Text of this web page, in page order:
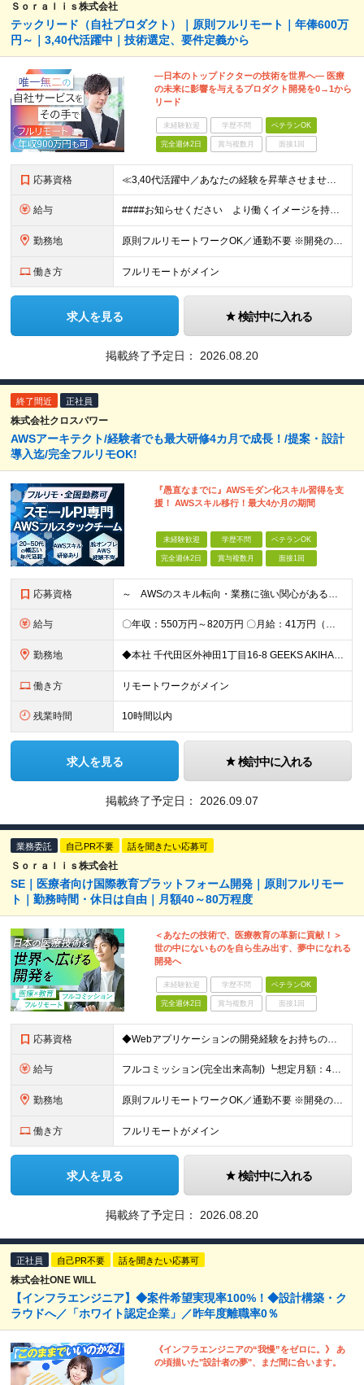
Ｓｏｒａｌｉｓ株式会社
テックリード（自社プロダクト）｜原則フルリモート｜年俸600万
円～｜3,40代活躍中｜技術選定、要件定義から
―日本のトップドクターの技術を世界へ― 医療
の未来に影響を与えるプロダクト開発を0→1から
リード
未経験歓迎 学歴不問 ベテランOK
完全週休2日 賞与複数月 面接1回
応募資格 ≪3,40代活躍中／あなたの経験を昇華させませんか？≫ ◆Webアプリケーションの開発経験をお持ちの方（年数不問） ◆大卒以上 ◆英語での日常会話ができる方 ★求める人物像 ・指示待ちではなく、0→
給与 ####お知らせください より働くイメージを持てるよう、給与の書き分けは可能でしょうか。 （例） ・開発経験5年の方 年俸●●万円 ・要件定義、詳細設計の経験が5年以上の方 年俸●●万円 など 年
勤務地 原則フルリモートワークOK／通勤不要 ※開発の熱量を共有するため、出社できる範囲にお住まいの方を想定。 ※年2～3回の海外出張あり。 ◆オフィス 東京都港区高輪3丁目25-29 Ave.Takan
働き方 フルリモートがメイン
求人を見る 検討中に入れる
掲載終了予定日： 2026.08.20
終了間近 正社員
株式会社クロスパワー
AWSアーキテクト/経験者でも最大研修4カ月で成長！/提案・設計
導入迄/完全フルリモOK!
『愚直なまでに』AWSモダン化スキル習得を支
援！ AWSスキル移行！最大4か月の期間
未経験歓迎 学歴不問 ベテランOK
完全週休2日 賞与複数月 面接1回
応募資格 ～ AWSのスキル転向・業務に強い関心がある方、仲間になりませんか？ ～ 【必須条件】 ・学歴不問 ・Webシステム構築経験がある方 ・インフラ、アーキテクチャーの理解、関心がある方 ◆賞与年2回
給与 〇年収：550万円～820万円 〇月給：41万円（固定残業100,898円含）～ 60万円（固定残業152,929円含）＋賞与＋資格手当 ※固定残業は45時間（当社の平均残業は8時間です）。 万が一
勤務地 ◆本社 千代田区外神田1丁目16-8 GEEKS AKIHABARA 3階 ◆リモートワーク者多数 ※上記を除く当社関連勤務地
働き方 リモートワークがメイン
残業時間 10時間以内
求人を見る 検討中に入れる
掲載終了予定日： 2026.09.07
業務委託 自己PR不要 話を聞きたい応募可
Ｓｏｒａｌｉｓ株式会社
SE｜医療者向け国際教育プラットフォーム開発｜原則フルリモー
ト｜勤務時間・休日は自由｜月額40～80万程度
＜あなたの技術で、医療教育の革新に貢献！＞
世の中にないものを自ら生み出す、夢中になれる
開発へ
未経験歓迎 学歴不問 ベテランOK
完全週休2日 賞与複数月 面接1回
応募資格 ◆Webアプリケーションの開発経験をお持ちの方（年数不問） ◆大卒以上 ◆英語での日常会話ができる方
給与 フルコミッション(完全出来高制) ┗想定月額：40万円～80万円 ┗稼働日数や時間は全て自由。自分のペースで働けます。 【収益モデル】 月20〜40時間稼働：月額15〜30万円 ※試用期間はありませ
勤務地 原則フルリモートワークOK／通勤不要 ※開発の熱量を共有するため、出社できる範囲にお住まいの方を想定。 ◆オフィス 東京都港区高輪3丁目25-29 Ave.Takanawa 5階エキスパートオフィス
働き方 フルリモートがメイン
求人を見る 検討中に入れる
掲載終了予定日： 2026.08.20
正社員 自己PR不要 話を聞きたい応募可
株式会社ONE WILL
【インフラエンジニア】◆案件希望実現率100%！◆設計構築・ク
ラウドへ／「ホワイト認定企業」／昨年度離職率0％
《インフラエンジニアの“我慢”をゼロに。》 あ
の頃描いた"設計者の夢"、まだ間に合います。